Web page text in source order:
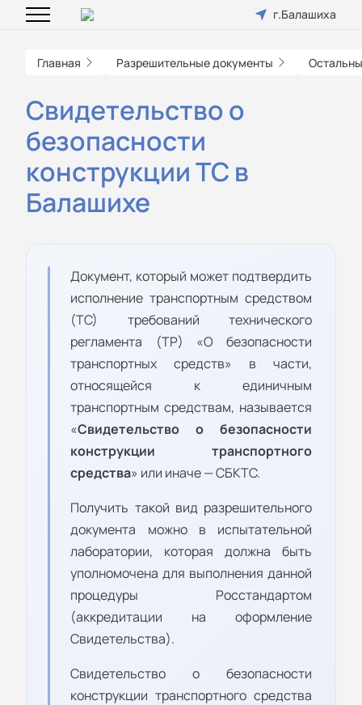
г.Балашиха
Главная Разрешительные документы
Свидетельство о
безопасности
конструкции ТС в
Балашихе
Документ, который может подтвердить
исполнение транспортным средством
(ТС) требований технического
регламента (ТР) «О безопасности
транспортных средств» в части,
относящейся к единичным
транспортным средствам, называется
«Свидетельство о безопасности
конструкции транспортного
средства» или иначе — СБКТС.
Получить такой вид разрешительного
документа можно в испытательной
лаборатории, которая должна быть
уполномочена для выполнения данной
процедуры Росстандартом
(аккредитации на оформление
Свидетельства).
Свидетельство о безопасности
конструкции транспортного средства